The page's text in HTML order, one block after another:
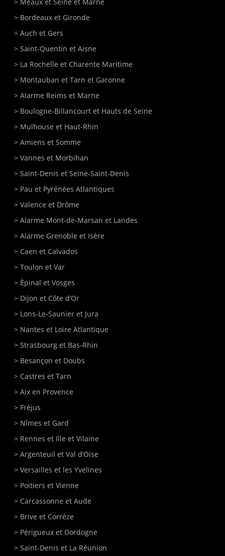
> Bordeaux et Gironde
>Auch et Gers
>Saint-Quentin et Aisne
> La Rochelle et Charente Maritime
> Montauban et Tarn et Garonne
>Alarme Reims et Marne
> Boulogne-Billancourt et Hauts de Seine
> Mulhouse et Haut-Rhin
>Amiens et Somme
>Vannes et Morbihan
>Saint-Denis et Seine-Saint-Denis
> Pau et Pyrénées Atlantiques
>Valence et Drôme
>Alarme Mont-de-Marsan et Landes
>Alarme Grenoble et Isère
> Caen et Calvados
>Toulon et Var
> Épinal et Vosges
> Dijon et Côte d’Or
> Lons-Le-Saunier et Jura
> Nantes et Loire Atlantique
>Strasbourg et Bas-Rhin
> Besançon et Doubs
> Castres et Tarn
>Aix en Provence
> Fréjus
> Nîmes et Gard
> Rennes et Ille et Vilaine
>Argenteuil et Val d’Oise
>Versailles et les Yvelines
> Poitiers et Vienne
> Carcassonne et Aude
> Brive et Corrèze
> Périgueux et Dordogne
>Saint-Denis et La Réunion